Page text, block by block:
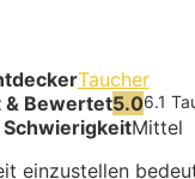
Taucher
& Bewertet5.06.1
SchwierigkeitMittel
einzustellen